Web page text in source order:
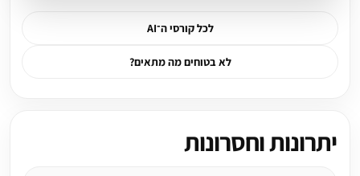
לכל קורסי ה־AI
לא בטוחים מה מתאים?
יתרונות וחסרונות